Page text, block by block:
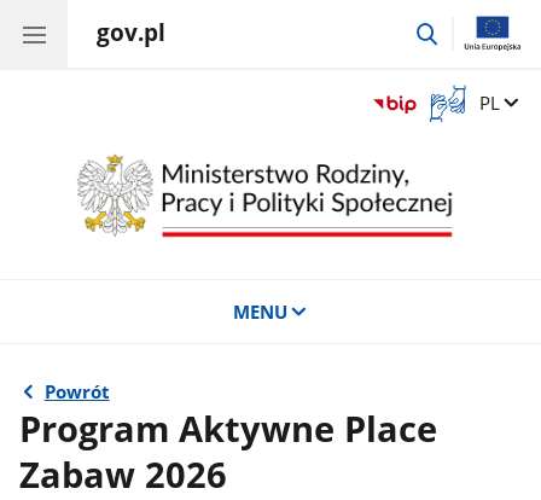
gov.pl
przejdź
Otwórz
okno
języka
migowego
Zmień
PL
MENU
Powrót
Program Aktywne Place
Zabaw 2026